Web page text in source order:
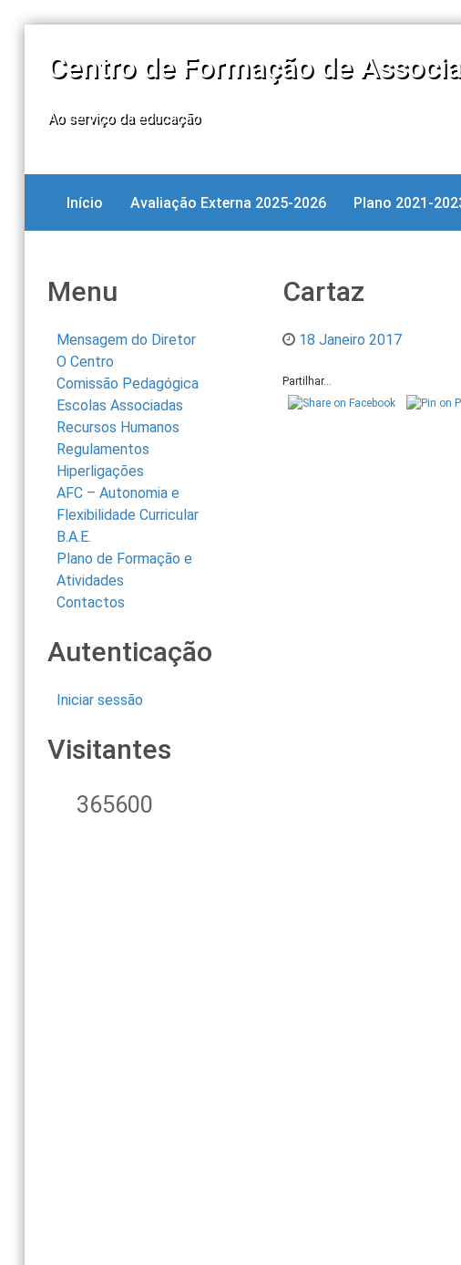
Centro de Formação de
Ao serviço da educação
Início Avaliação Externa 2025-2026 Plano 2021-
Menu
Mensagem do Diretor
O Centro
Comissão Pedagógica
Escolas Associadas
Recursos Humanos
Regulamentos
Hiperligações
AFC – Autonomia e
Flexibilidade Curricular
B.A.E.
Plano de Formação e
Atividades
Contactos
Autenticação
Iniciar sessão
Visitantes
365600
Cartaz
18 Janeiro 2017
Partilhar...